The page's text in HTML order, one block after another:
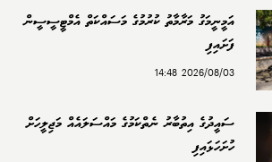
އަމީނީމަގު މަރާމާތު ކުރުމުގެ މަސައްކަތް އެމްޓީސީސީން
ފަށައިފި
2026/08/03 14:48
ސައީދުގެ އިތުބާރު ނެތްކަމުގެ މައްސަލައެއް މަޖިލީހަށް
ހުށަހަޅައިފި